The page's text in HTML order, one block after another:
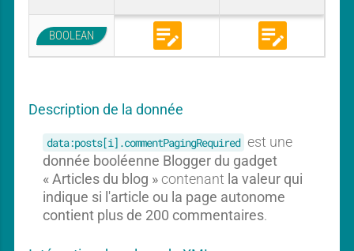
BOOLEAN
l
l
Description de la donnée
data:posts[i].commentPagingRequired est une
donnée booléenne Blogger du gadget
« Articles du blog » contenant la valeur qui
indique si l'article ou la page autonome
contient plus de 200 commentaires.